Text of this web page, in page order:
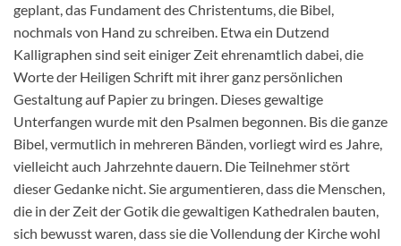
geplant, das Fundament des Christentums, die Bibel,
nochmals von Hand zu schreiben. Etwa ein Dutzend
Kalligraphen sind seit einiger Zeit ehrenamtlich dabei, die
Worte der Heiligen Schrift mit ihrer ganz persönlichen
Gestaltung auf Papier zu bringen. Dieses gewaltige
Unterfangen wurde mit den Psalmen begonnen. Bis die ganze
Bibel, vermutlich in mehreren Bänden, vorliegt wird es Jahre,
vielleicht auch Jahrzehnte dauern. Die Teilnehmer stört
dieser Gedanke nicht. Sie argumentieren, dass die Menschen,
die in der Zeit der Gotik die gewaltigen Kathedralen bauten,
sich bewusst waren, dass sie die Vollendung der Kirche wohl